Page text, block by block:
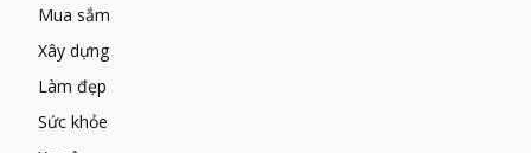
Mua sắm
Xây dựng
Làm đẹp
Sức khỏe